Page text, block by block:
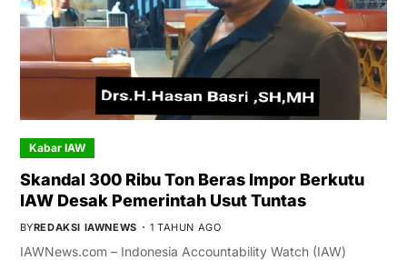
Kabar IAW
Skandal 300 Ribu Ton Beras Impor Berkutu
IAW Desak Pemerintah Usut Tuntas
BYREDAKSI IAWNEWS 1 TAHUN AGO
IAWNews.com – Indonesia Accountability Watch (IAW)